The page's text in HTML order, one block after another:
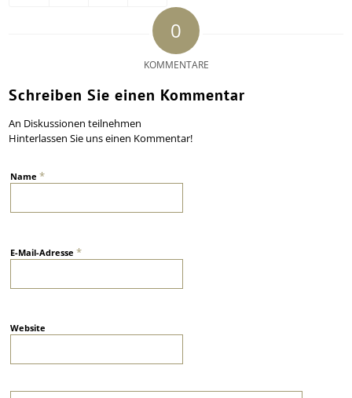
0
KOMMENTARE
Schreiben Sie einen Kommentar
An Diskussionen teilnehmen
Hinterlassen Sie uns einen Kommentar!
Name*
E-Mail-Adresse*
Website